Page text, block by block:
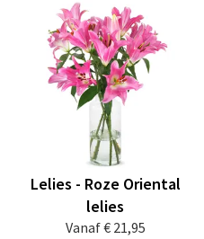
Vanaf€ 21,95
Lelies - Roze Oriental
lelies